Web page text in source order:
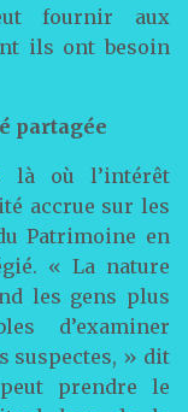
fournir aux
ils ont besoin
partagée
là où l’intérêt
accrue sur les
Patrimoine en
« La nature
les gens plus
d’examiner
suspectes, » dit
prendre le